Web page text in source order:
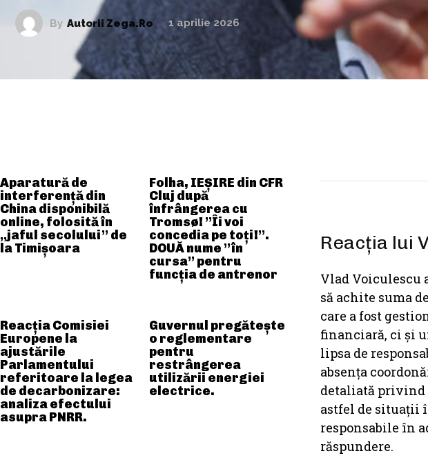
By Autorii Zega.ro 1 aprilie 2026
Aparatură de
interferență din
China disponibilă
online, folosită în
„jaful secolului” de
la Timișoara
Folha, IEȘIRE din CFR
Cluj după
înfrângerea cu
Tromsø! ”Îi voi
concedia pe toți!”.
DOUĂ nume ”în
cursa” pentru
funcția de antrenor
Reacția Comisiei
Europene la
ajustările
Parlamentului
referitoare la legea
de decarbonizare:
analiza efectului
asupra PNRR.
Guvernul pregătește
o reglementare
pentru
restrângerea
utilizării energiei
electrice.
Reacția lui
Vlad Voiculescu
să achite suma
care a fost
financiară, ci și
lipsa de
absența
detaliată privind
astfel de situații
responsabile în
răspundere.